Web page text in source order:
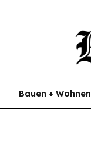
Bauen + Wohnen